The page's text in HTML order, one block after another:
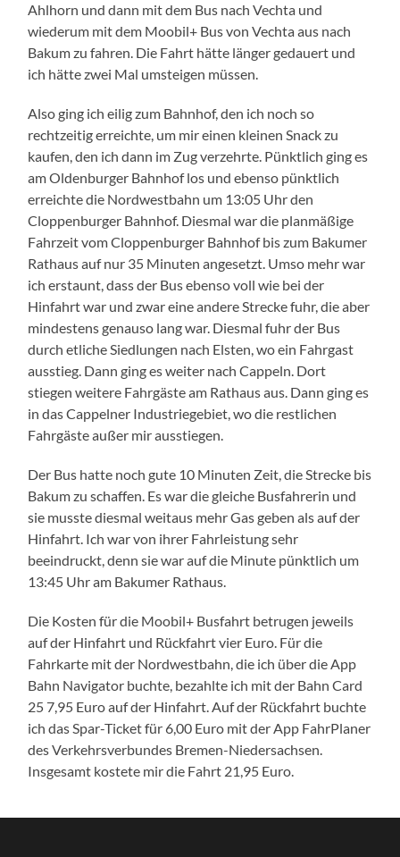
Ahlhorn und dann mit dem Bus nach Vechta und
wiederum mit dem Moobil+ Bus von Vechta aus nach
Bakum zu fahren. Die Fahrt hätte länger gedauert und
ich hätte zwei Mal umsteigen müssen.
Also ging ich eilig zum Bahnhof, den ich noch so
rechtzeitig erreichte, um mir einen kleinen Snack zu
kaufen, den ich dann im Zug verzehrte. Pünktlich ging es
am Oldenburger Bahnhof los und ebenso pünktlich
erreichte die Nordwestbahn um 13:05 Uhr den
Cloppenburger Bahnhof. Diesmal war die planmäßige
Fahrzeit vom Cloppenburger Bahnhof bis zum Bakumer
Rathaus auf nur 35 Minuten angesetzt. Umso mehr war
ich erstaunt, dass der Bus ebenso voll wie bei der
Hinfahrt war und zwar eine andere Strecke fuhr, die aber
mindestens genauso lang war. Diesmal fuhr der Bus
durch etliche Siedlungen nach Elsten, wo ein Fahrgast
ausstieg. Dann ging es weiter nach Cappeln. Dort
stiegen weitere Fahrgäste am Rathaus aus. Dann ging es
in das Cappelner Industriegebiet, wo die restlichen
Fahrgäste außer mir ausstiegen.
Der Bus hatte noch gute 10 Minuten Zeit, die Strecke bis
Bakum zu schaffen. Es war die gleiche Busfahrerin und
sie musste diesmal weitaus mehr Gas geben als auf der
Hinfahrt. Ich war von ihrer Fahrleistung sehr
beeindruckt, denn sie war auf die Minute pünktlich um
13:45 Uhr am Bakumer Rathaus.
Die Kosten für die Moobil+ Busfahrt betrugen jeweils
auf der Hinfahrt und Rückfahrt vier Euro. Für die
Fahrkarte mit der Nordwestbahn, die ich über die App
Bahn Navigator buchte, bezahlte ich mit der Bahn Card
25 7,95 Euro auf der Hinfahrt. Auf der Rückfahrt buchte
ich das Spar-Ticket für 6,00 Euro mit der App FahrPlaner
des Verkehrsverbundes Bremen-Niedersachsen.
Insgesamt kostete mir die Fahrt 21,95 Euro.